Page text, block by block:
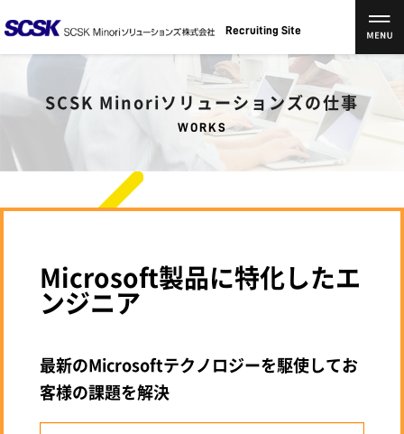
Recruiting Site
SCSK Minoriソリューションズの仕事
WORKS
Microsoft製品に特化したエ
ンジニア
最新のMicrosoftテクノロジーを駆使してお
客様の課題を解決